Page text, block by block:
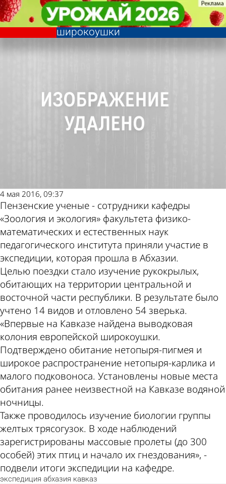
Пензенские ученые нашли на
Кавказе колонию европейской
широкоушки
Общество
4 мая 2016, 09:37
Пензенские ученые - сотрудники кафедры
«Зоология и экология» факультета физико-
математических и естественных наук
педагогического института приняли участие в
экспедиции, которая прошла в Абхазии.
Целью поездки стало изучение рукокрылых,
обитающих на территории центральной и
восточной части республики. В результате было
учтено 14 видов и отловлено 54 зверька.
«Впервые на Кавказе найдена выводковая
колония европейской широкоушки.
Подтверждено обитание нетопыря-пигмея и
широкое распространение нетопыря-карлика и
малого подковоноса. Установлены новые места
обитания ранее неизвестной на Кавказе водяной
ночницы.
Также проводилось изучение биологии группы
желтых трясогузок. В ходе наблюдений
зарегистрированы массовые пролеты (до 300
особей) этих птиц и начало их гнездования», -
подвели итоги экспедиции на кафедре.
экспедиция абхазия кавказ
Пензенские ученые нашли на
Кавказе колонию европейской
широкоушки
Общество
Другие новости по теме
Погода и курсы валют в
Пензе